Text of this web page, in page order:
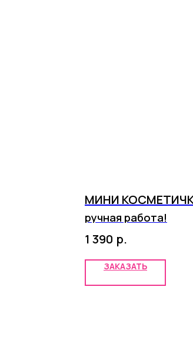
МИНИ
ручная работа!
1 390 р.
ЗАКАЗАТЬ